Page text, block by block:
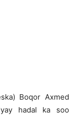
Boqor Axmed
hadal ka soo